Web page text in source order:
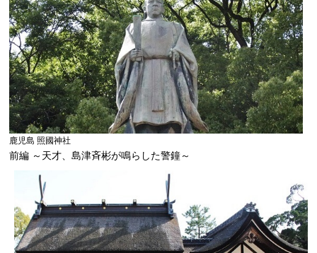
鹿児島 照國神社
前編 ～天才、島津斉彬が鳴らした警鐘～